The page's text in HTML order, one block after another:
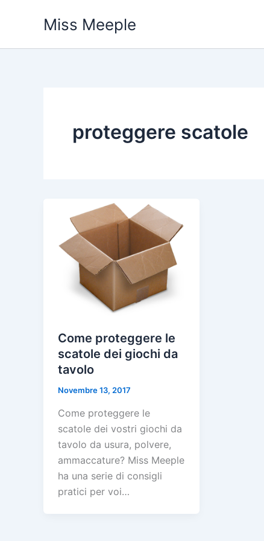
Miss Meeple
proteggere scatole
Come proteggere le
scatole dei giochi da
tavolo
Novembre 13, 2017
Come proteggere le
scatole dei vostri giochi da
tavolo da usura, polvere,
ammaccature? Miss Meeple
ha una serie di consigli
pratici per voi…